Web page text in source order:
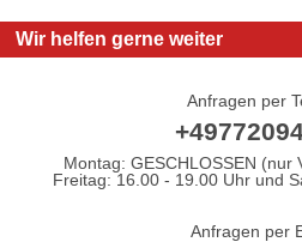
Wir helfen gerne weiter
Anfragen per
Montag: GESCHLOSSEN (nur
Freitag: 16.00 - 19.00 Uhr und
Anfragen per